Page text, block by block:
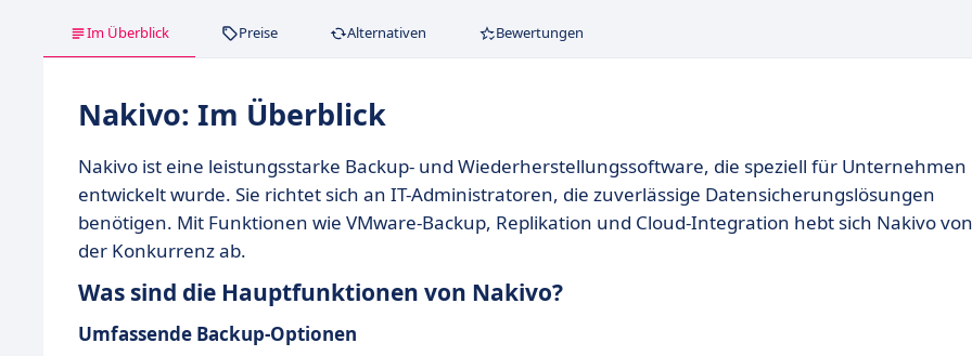
Im Überblick Preise Alternativen Bewertungen
Nakivo: Im Überblick
Nakivo ist eine leistungsstarke Backup- und Wiederherstellungssoftware, die speziell für Unternehmen
entwickelt wurde. Sie richtet sich an IT-Administratoren, die zuverlässige Datensicherungslösungen
benötigen. Mit Funktionen wie VMware-Backup, Replikation und Cloud-Integration hebt sich Nakivo von
der Konkurrenz ab.
Was sind die Hauptfunktionen von Nakivo?
Umfassende Backup-Optionen